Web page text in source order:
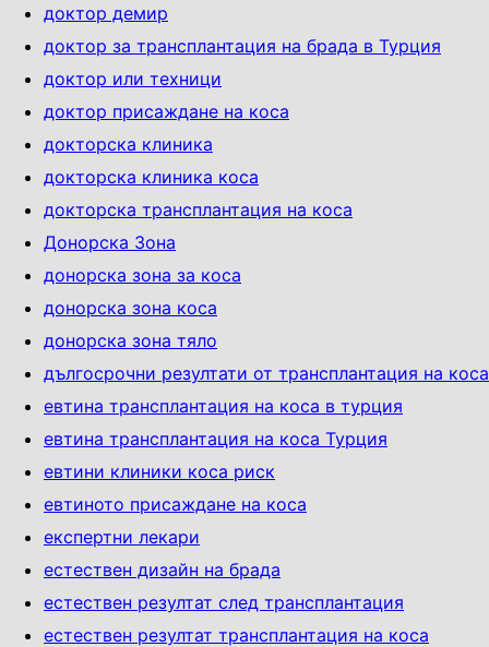
доктор демир
доктор за трансплантация на брада в Турция
доктор или техници
доктор присаждане на коса
докторска клиника
докторска клиника коса
докторска трансплантация на коса
Донорска Зона
донорска зона за коса
донорска зона коса
донорска зона тяло
дългосрочни резултати от трансплантация на коса
евтина трансплантация на коса в турция
евтина трансплантация на коса Турция
евтини клиники коса риск
евтиното присаждане на коса
експертни лекари
естествен дизайн на брада
естествен резултат след трансплантация
естествен резултат трансплантация на коса